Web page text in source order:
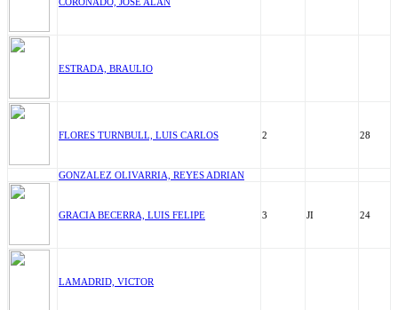
ESTRADA, BRAULIO
FLORES TURNBULL, LUIS CARLOS 2 28
GONZALEZ OLIVARRIA, REYES ADRIAN
GRACIA BECERRA, LUIS FELIPE 3 JI 24
LAMADRID, VICTOR